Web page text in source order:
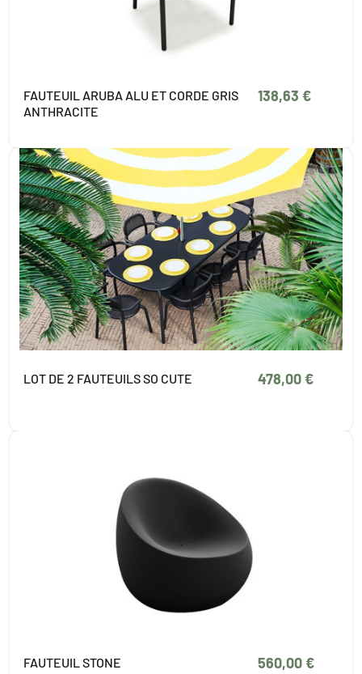
FAUTEUIL ARUBA ALU ET CORDE GRIS
ANTHRACITE
138,63 €
LOT DE 2 FAUTEUILS SO CUTE 478,00 €
FAUTEUIL STONE 560,00 €